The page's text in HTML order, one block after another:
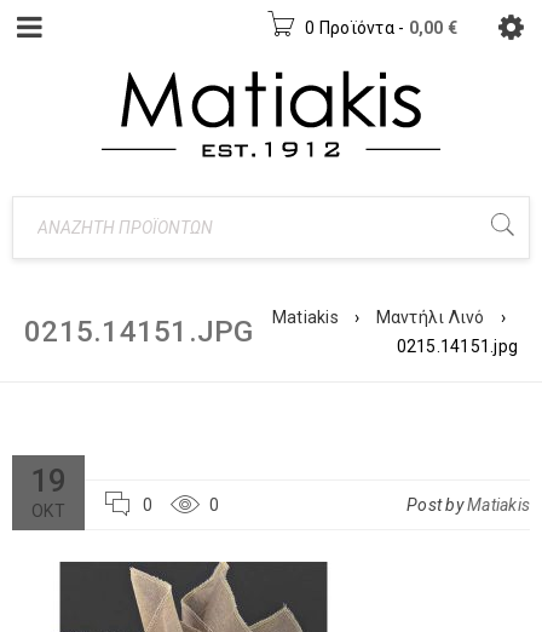
0 Προϊόντα - 0,00 €
0215.14151.JPG Matiakis › Μαντήλι Λινό
›
0215.14151.jpg
19
ΟΚΤ 0 0 Post byMatiakis